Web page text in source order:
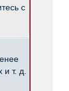
с
т. д.